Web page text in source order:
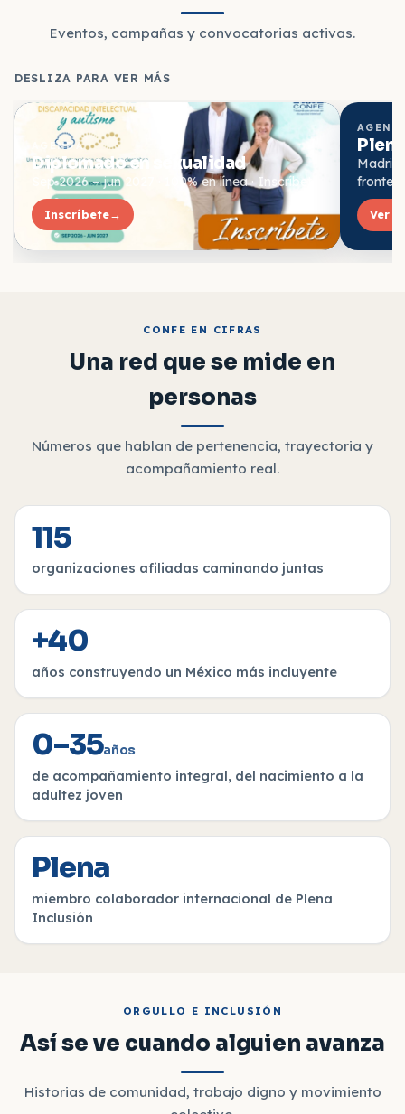
Eventos, campañas y convocatorias activas.
DESLIZA PARA VER MÁS
AGENDA
Diplomado en sexualidad
Sep 2026 – jun 2027 · 100% en línea · Inscríbete
Inscríbete→
Madrid
Ver
CONFE EN CIFRAS
Una red que se mide en
personas
Números que hablan de pertenencia, trayectoria y
acompañamiento real.
115
organizaciones afiliadas caminando juntas
+40
años construyendo un México más incluyente
0–35años
de acompañamiento integral, del nacimiento a la
adultez joven
Plena
miembro colaborador internacional de Plena
Inclusión
ORGULLO E INCLUSIÓN
Así se ve cuando alguien avanza
Historias de comunidad, trabajo digno y movimiento